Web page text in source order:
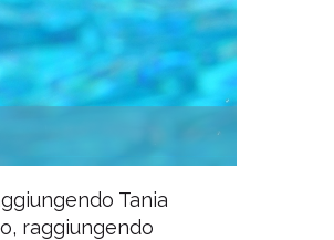
Tania
raggiungendo